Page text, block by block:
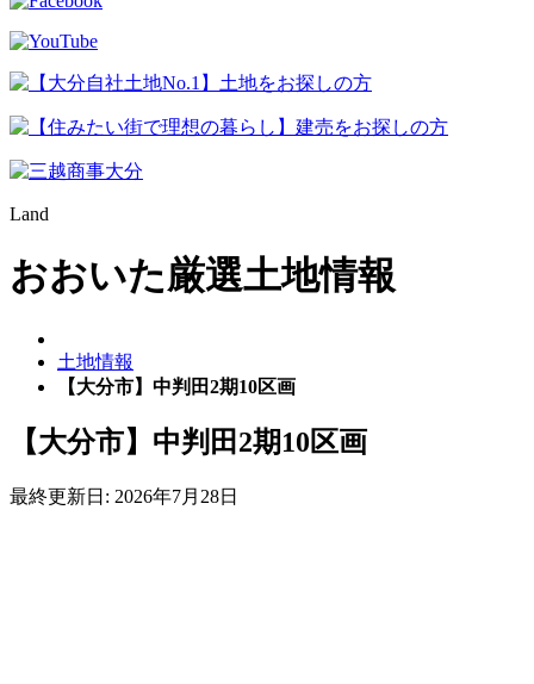
Land
おおいた厳選土地情報
土地情報
【大分市】中判田2期10区画
【大分市】中判田2期10区画
最終更新日: 2026年7月28日